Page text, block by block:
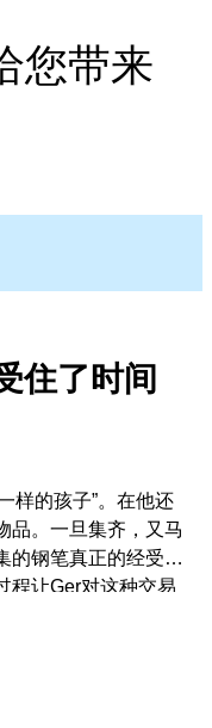
您带来
住了时间
品。一旦集齐，又马
的钢笔真正的经受住
程让Ger对这种交易
钢笔的生意非常成
写工具拍卖会最理
趣的拍卖品。万宝龙